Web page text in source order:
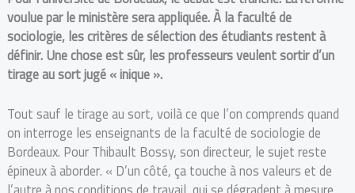
voulue par le ministère sera appliquée. À la faculté de
sociologie, les critères de sélection des étudiants restent à
définir. Une chose est sûr, les professeurs veulent sortir d’un
tirage au sort jugé « inique ».
Tout sauf le tirage au sort, voilà ce que l’on comprends quand
on interroge les enseignants de la faculté de sociologie de
Bordeaux. Pour Thibault Bossy, son directeur, le sujet reste
épineux à aborder. « D’un côté, ça touche à nos valeurs et de